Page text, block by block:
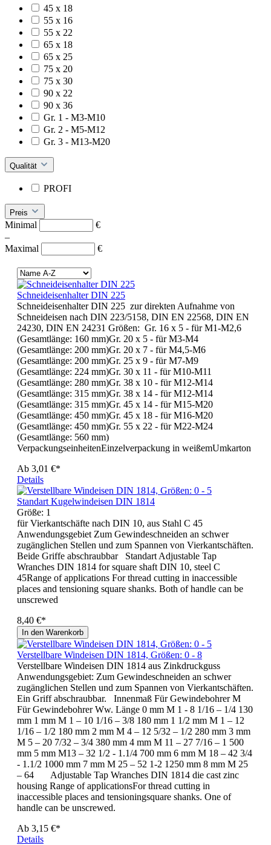
45 x 18
55 x 16
55 x 22
65 x 18
65 x 25
75 x 20
75 x 30
90 x 22
90 x 36
Gr. 1 - M3-M10
Gr. 2 - M5-M12
Gr. 3 - M13-M20
Qualität
PROFI
Preis
Minimal
€
–
Maximal
€
Schneideisenhalter DIN 225
Schneideisenhalter DIN 225 zur direkten Aufnahme von
Schneideisen nach DIN 223/5158, DIN EN 22568, DIN EN
24230, DIN EN 24231 Größen: Gr. 16 x 5 - für M1-M2,6
(Gesamtlänge: 160 mm)Gr. 20 x 5 - für M3-M4
(Gesamtlänge: 200 mm)Gr. 20 x 7 - für M4,5-M6
(Gesamtlänge: 200 mm)Gr. 25 x 9 - für M7-M9
(Gesamtlänge: 224 mm)Gr. 30 x 11 - für M10-M11
(Gesamtlänge: 280 mm)Gr. 38 x 10 - für M12-M14
(Gesamtlänge: 315 mm)Gr. 38 x 14 - für M12-M14
(Gesamtlänge: 315 mm)Gr. 45 x 14 - für M15-M20
(Gesamtlänge: 450 mm)Gr. 45 x 18 - für M16-M20
(Gesamtlänge: 450 mm)Gr. 55 x 22 - für M22-M24
(Gesamtlänge: 560 mm)
VerpackungseinheitenEinzelverpackung in weißemUmkarton
Ab 3,01 €*
Details
Standart Kugelwindeisen DIN 1814
Größe: 1
für Vierkantschäfte nach DIN 10, aus Stahl C 45
Anwendungsgebiet Zum Gewindeschneiden an schwer
zugänglichen Stellen und zum Spannen von Vierkantschäften.
Beide Griffe abschraubbar Standart Adjustable Tap
Wranches DIN 1814 for square shaft DIN 10, steel C
45Range of applications For thread cutting in inaccessible
places and tensioning square shanks. Both of handle can be
unscrewed
8,40 €*
In den Warenkorb
Verstellbare Windeisen DIN 1814, Größen: 0 - 8
Verstellbare Windeisen DIN 1814 aus Zinkdruckguss
Anwendungsgebiet: Zum Gewindeschneiden an schwer
zugänglichen Stellen und zum Spannen von Vierkantschäften.
Ein Griff abschraubbar. Innenmaß Für Gewindebohrer M
Für Gewindebohrer Ww. Länge 0 mm M 1 - 8 1/16 – 1/4 130
mm 1 mm M 1 – 10 1/16 – 3/8 180 mm 1 1/2 mm M 1 – 12
1/16 – 1/2 180 mm 2 mm M 4 – 12 5/32 – 1/2 280 mm 3 mm
M 5 – 20 7/32 – 3/4 380 mm 4 mm M 11 – 27 7/16 – 1 500
mm 5 mm M13 – 32 1/2 - 1.1/4 700 mm 6 mm M 18 – 42 3/4
- 1.1/2 1000 mm 7 mm M 25 – 52 1-2 1250 mm 8 mm M 25
– 64 Adjustable Tap Wranches DIN 1814 die cast zinc
housing Range of applicationsFor thread cutting in
inaccessible places and tensioningsquare shanks. One of
handle can be unscrewed.
Ab 3,15 €*
Details